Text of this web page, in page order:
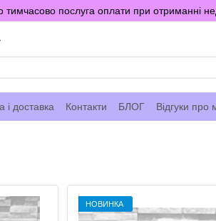
послуга оплати при отриманні
і доставка Контакти БЛОГ Відгуки про
НОВИНКА